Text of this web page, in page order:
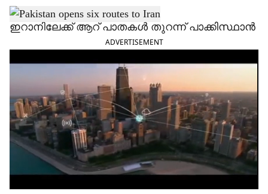
h
a
e
ഇറാനിലേക്ക് ആറ് പാതകള്‍ തുറന്ന് പാക്കിസ്ഥാന്‍
ADVERTISEMENT